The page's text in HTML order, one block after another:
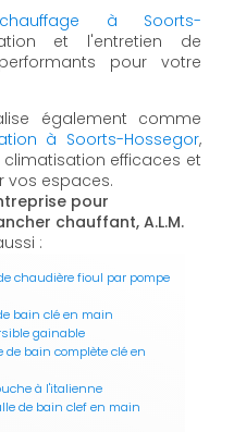
à Soorts-
et l'entretien de
pour votre
également comme
à Soorts-Hossegor,
efficaces et
vos espaces.
pour
chauffant, A.L.M.
:
chaudière fioul par pompe
bain clé en main
gainable
bain complète clé en
à l'italienne
de bain clef en main